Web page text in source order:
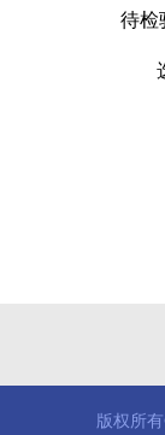
待检
版权所